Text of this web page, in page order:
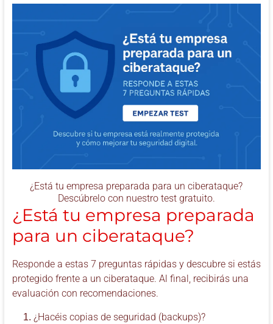
¿Está tu empresa preparada para un ciberataque?
Descúbrelo con nuestro test gratuito.
¿Está tu empresa preparada
para un ciberataque?
Responde a estas 7 preguntas rápidas y descubre si estás
protegido frente a un ciberataque. Al final, recibirás una
evaluación con recomendaciones.
¿Hacéis copias de seguridad (backups)?